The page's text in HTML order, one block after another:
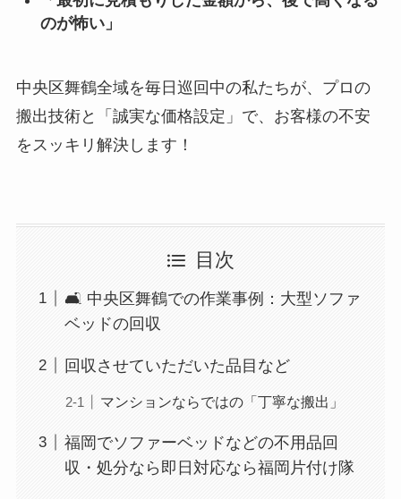
のが怖い」
中央区舞鶴全域を毎日巡回中の私たちが、プロの
搬出技術と「誠実な価格設定」で、お客様の不安
をスッキリ解決します！
目次
🛋️ 中央区舞鶴での作業事例：大型ソファ
ベッドの回収
回収させていただいた品目など
マンションならではの「丁寧な搬出」
福岡でソファーベッドなどの不用品回
収・処分なら即日対応なら福岡片付け隊